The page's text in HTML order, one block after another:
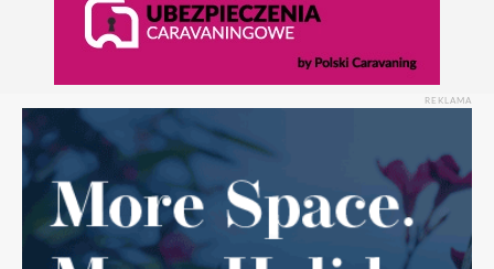
REKLAMA